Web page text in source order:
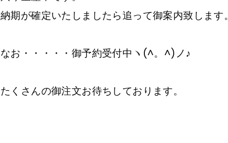
納期が確定いたしましたら追って御案内致します。
なお・・・・・御予約受付中ヽ(^。^)ノ♪
たくさんの御注文お待ちしております。